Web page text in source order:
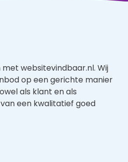
websitevindbaar.nl. Wij
op een gerichte manier
als klant en als
een kwalitatief goed